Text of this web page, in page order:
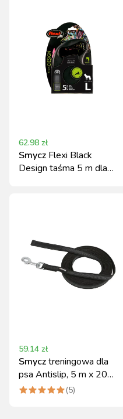
62.98 zł
Smycz Flexi Black
Design taśma 5 m dla
59.14 zł
Smycztreningowa dla
psa Antislip, 5 m x 20
mm, czarna, Kerbl
(5)